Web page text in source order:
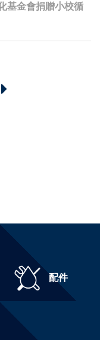
基金會捐贈小校循
配件